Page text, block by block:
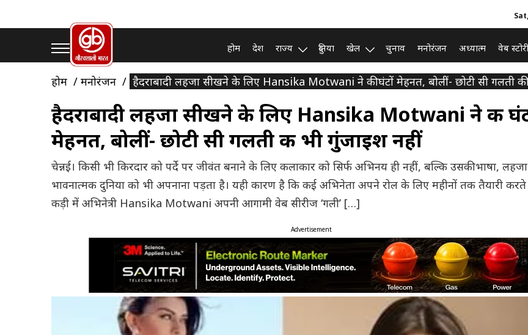
होम देश राज्य दुनिया खेल चुनाव मनोरंजन अध्यात्म वेब
होम मनोरंजन हैदराबादी लहजा सीखने के लिए Hansika Motwani ने की घंटों मेहनत, बोलीं- छोटी सी गलती की
हैदराबादी लहजा सीखने के लिए Hansika Motwani ने की
मेहनत, बोलीं- छोटी सी गलती की भी गुंजाइश नहीं
चेन्नई। किसी भी किरदार को पर्दे पर जीवंत बनाने के लिए कलाकार को सिर्फ अभिनय ही नहीं, बल्कि उसकी भाषा,
भावनात्मक दुनिया को भी अपनाना पड़ता है। यही कारण है कि कई अभिनेता अपने रोल के लिए महीनों तक तैयारी करते
कड़ी में अभिनेत्री Hansika Motwani अपनी आगामी वेब सीरीज ‘गली’ […]
Advertisement